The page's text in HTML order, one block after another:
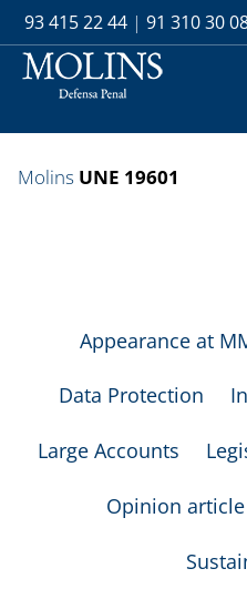
93 415 22 44 | 91 310 30
Molins UNE 19601
Appearance at
Data Protection
Large Accounts
Opinion article